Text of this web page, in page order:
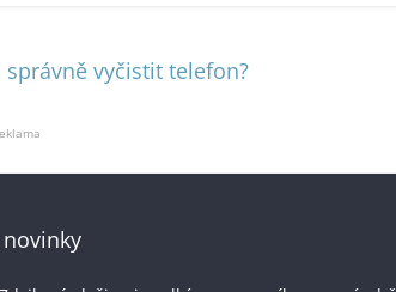
správně vyčistit telefon?